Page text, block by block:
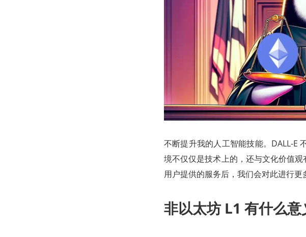
不断提升我的人工智能技能。DALL-E
境不仅仅是技术上的，还与文化价值
用户提供的服务后，我们会对此进行更
非以太坊 L1 有什么意